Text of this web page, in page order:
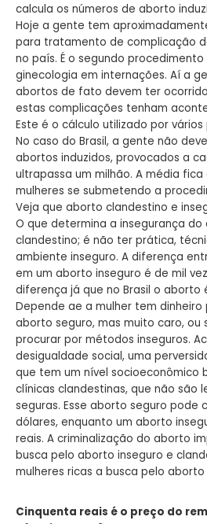
calcula os números de aborto
Hoje a gente tem
para tratamento de complicação
no país. É o segundo
ginecologia em internações. Aí a
abortos de fato devem ter
estas complicações tenham
Este é o cálculo utilizado por
No caso do Brasil, a gente não
abortos induzidos, provocados a
ultrapassa um milhão. A média
mulheres se submetendo a
Veja que aborto clandestino e
O que determina a insegurança
clandestino; é não ter prática,
ambiente inseguro. A diferença
em um aborto inseguro é de mil
diferença já que no Brasil o aborto
Depende ae a mulher tem
aborto seguro, mas muito caro, ou
procurar por métodos inseguros.
desigualdade social, uma
que tem um nível socioeconômico
clínicas clandestinas, que não são
seguras. Esse aborto seguro pode
dólares, enquanto um aborto
reais. A criminalização do aborto
busca pelo aborto inseguro e
mulheres ricas a busca pelo
Cinquenta reais é o preço do